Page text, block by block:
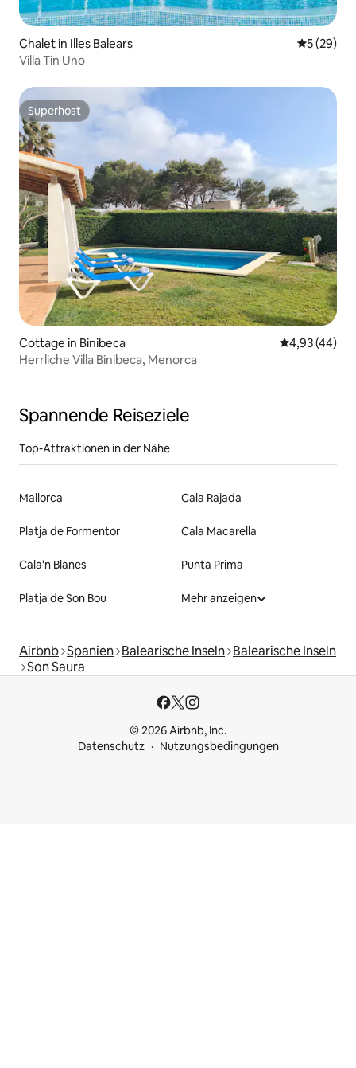
Chalet in Illes Balears
5 (29)
Villa Tin Uno
Superhost
Superhost
Cottage in Binibeca
4,93 (44)
Herrliche Villa Binibeca, Menorca
Spannende Reiseziele
Top-Attraktionen in der Nähe
Mallorca Cala Rajada
Platja de Formentor Cala Macarella
Cala'n Blanes Punta Prima
Platja de Son Bou Mehr anzeigen
Airbnb Spanien Balearische Inseln Balearische Inseln
Son Saura
© 2026 Airbnb, Inc.
Datenschutz
Nutzungsbedingungen